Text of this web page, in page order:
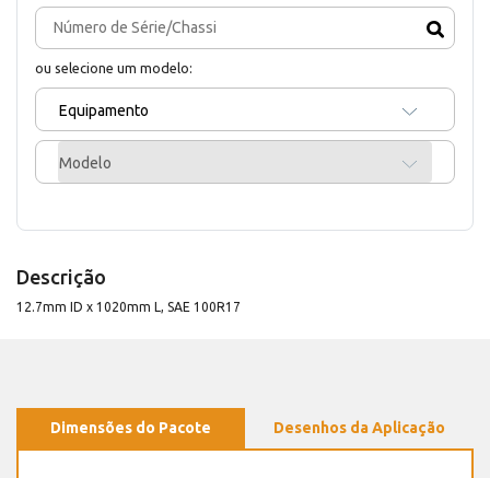
ou selecione um modelo:
Equipamento
Modelo
Descrição
12.7mm ID x 1020mm L, SAE 100R17
Dimensões do Pacote Desenhos da Aplicação